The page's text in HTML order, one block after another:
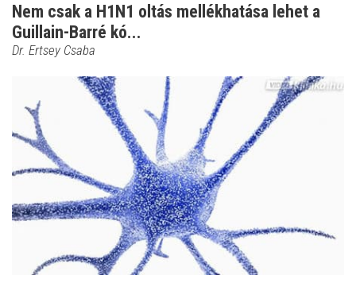
Nem csak a H1N1 oltás mellékhatása lehet a
Guillain-Barré kó...
Dr. Ertsey Csaba